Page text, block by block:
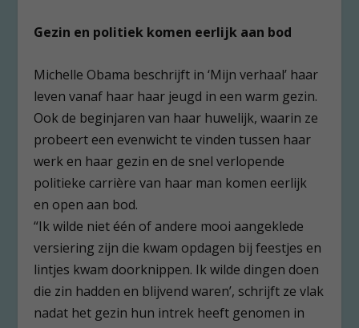
Gezin en politiek komen eerlijk aan bod
Michelle Obama beschrijft in ‘Mijn verhaal’ haar
leven vanaf haar haar jeugd in een warm gezin.
Ook de beginjaren van haar huwelijk, waarin ze
probeert een evenwicht te vinden tussen haar
werk en haar gezin en de snel verlopende
politieke carrière van haar man komen eerlijk
en open aan bod.
“Ik wilde niet één of andere mooi aangeklede
versiering zijn die kwam opdagen bij feestjes en
lintjes kwam doorknippen. Ik wilde dingen doen
die zin hadden en blijvend waren’, schrijft ze vlak
nadat het gezin hun intrek heeft genomen in